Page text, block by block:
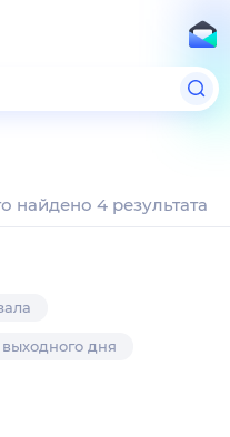
найдено 4 результата
дня